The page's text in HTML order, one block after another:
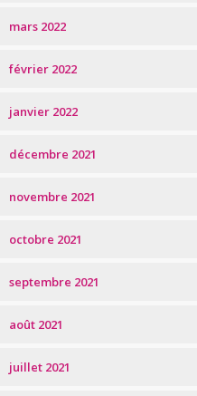
mars 2022
février 2022
janvier 2022
décembre 2021
novembre 2021
octobre 2021
septembre 2021
août 2021
juillet 2021